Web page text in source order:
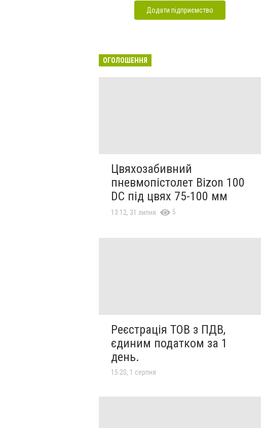
Додати підприємство
ОГОЛОШЕННЯ
Цвяхозабивний
пневмопістолет Bizon 100
DC під цвях 75-100 мм
13:12, 31 липня 5
Реєстрація ТОВ з ПДВ,
єдиним податком за 1
день.
15:20, 1 серпня